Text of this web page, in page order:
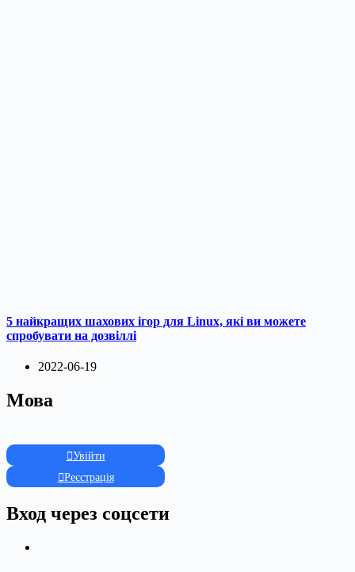
5 найкращих шахових ігор для Linux, які ви можете
спробувати на дозвіллі
2022-06-19
Мова
Увійти
Реєстрація
Вход через соцсети